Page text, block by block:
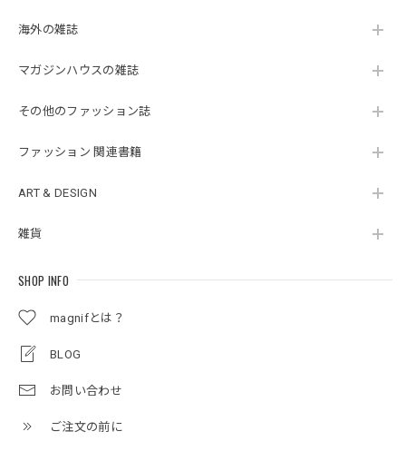
海外の雑誌
マガジンハウスの雑誌
その他のファッション誌
ファッション 関連書籍
ART & DESIGN
雑貨
SHOP INFO
magnifとは？
BLOG
お問い合わせ
ご注文の前に